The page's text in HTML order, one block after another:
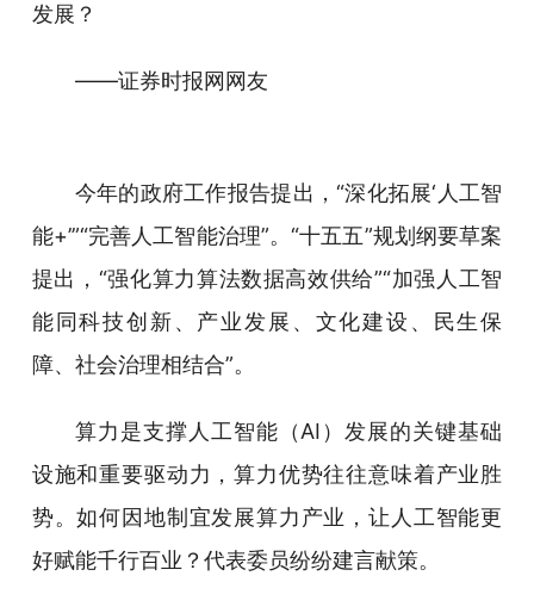
发展？
——证券时报网网友
今年的政府工作报告提出，“深化拓展‘人工智
能+’”“完善人工智能治理”。“十五五”规划纲要草案
提出，“强化算力算法数据高效供给”“加强人工智
能同科技创新、产业发展、文化建设、民生保
障、社会治理相结合”。
算力是支撑人工智能（AI）发展的关键基础
设施和重要驱动力，算力优势往往意味着产业胜
势。如何因地制宜发展算力产业，让人工智能更
好赋能千行百业？代表委员纷纷建言献策。